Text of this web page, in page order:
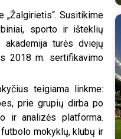
„Žalgirietis“. Susitikime
sporto ir išteklių
turės dviejų
2018 m. sertifikavimo
teigiama linkme:
prie grupių dirba po
ir analizės platforma.
mokyklų, klubų ir